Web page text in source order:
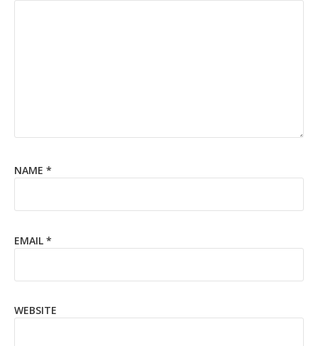
NAME *
EMAIL *
WEBSITE